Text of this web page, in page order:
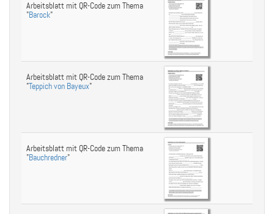
Arbeitsblatt mit QR-Code zum Thema
"Barock"
Arbeitsblatt mit QR-Code zum Thema
"Teppich von Bayeux"
Arbeitsblatt mit QR-Code zum Thema
"Bauchredner"